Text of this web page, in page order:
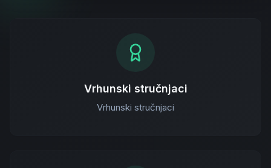
Vrhunski stručnjaci
Vrhunski stručnjaci